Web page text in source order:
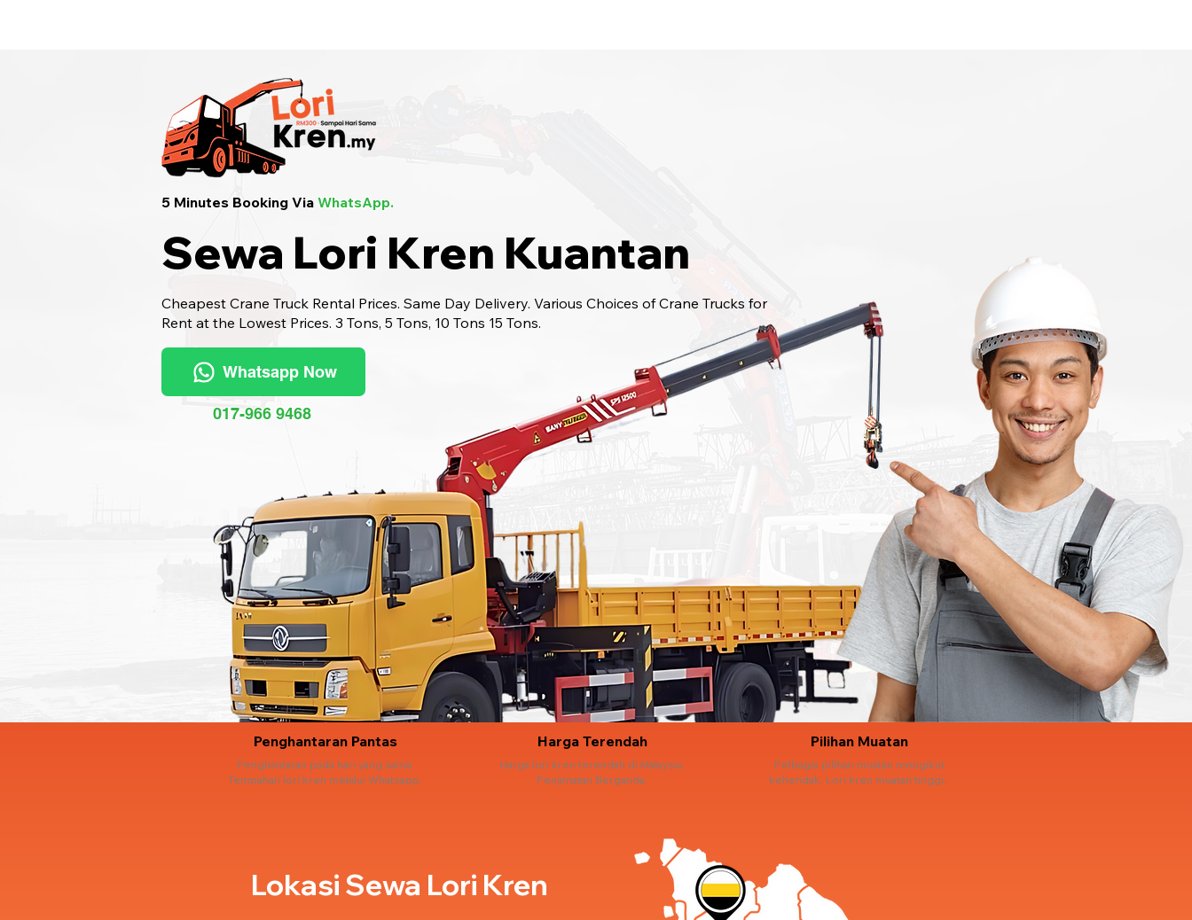
5 Minutes Booking Via WhatsApp.
Sewa Lori Kren Kuantan
Cheapest Crane Truck Rental Prices. Same Day Delivery. Various Choices of Crane Trucks for
Rent at the Lowest Prices. 3 Tons, 5 Tons, 10 Tons 15 Tons.
Whatsapp Now
017-966 9468
Penghantaran Pantas
Penghantaran pada hari yang sama.
Tempahan lori kren melalui Whatsapp.
Harga Terendah
Harga lori kren terendah di Malaysia.
Penjimatan Berganda.
Pilihan Muatan
Pelbagai pilihan muatan mengikut
kehendak. Lori kren muatan tinggi.
Lokasi Sewa Lori Kren